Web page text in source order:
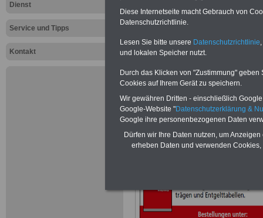
Dienst
Service und Tipps
Kontakt
Stöhr: Drei
müssen
24.02.2011
Neu aufgelegt: Oktober
Diese Internetseite macht Gebrauch von
Datenschutzrichtlinie.
Lesen Sie bitte unsere Datenschutzrichtlinie
und lokalen Speicher nutzt.
Durch das Klicken von "Zustimmung"
Cookies auf Ihrem Gerät zu speichern.
Wir gewähren Dritten - einschließlich
Google-Website "Datenschutzerklärung &
Google ihre personenbezogenen Daten
Dürfen wir Ihre Daten nutzen, um
erheben Daten und verwenden